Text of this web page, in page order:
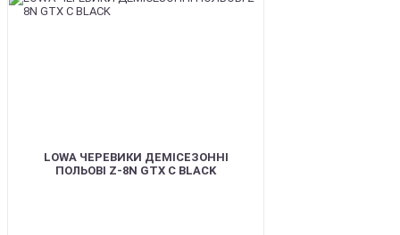
LOWA ЧЕРЕВИКИ ДЕМІСЕЗОННІ
ПОЛЬОВІ Z-8N GTX C BLACK